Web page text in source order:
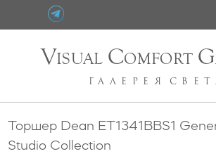
VISUAL COMFORT G
ГАЛЕРЕЯ
Торшер Dean ET1341BBS1
Studio Collection